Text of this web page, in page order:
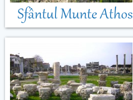
Sfântul Munte Athos